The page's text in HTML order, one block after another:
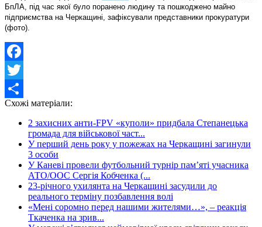
БпЛА, під час якої було поранено людину та пошкоджено майно
підприємства на Черкащині, зафіксували представники прокуратури
(фото).
Facebook
Twitter
Share
Схожі матеріали:
2 захисних анти-FPV «куполи» придбала Степанецька
громада для військової част...
У перший день року у пожежах на Черкащині загинули
3 особи
У Каневі провели футбольний турнір пам’яті учасника
АТО/ООС Сергія Кобченка (...
23-річного ухилянта на Черкащині засудили до
реального терміну позбавлення волі
«Мені соромно перед нашими жителями…», – реакція
Ткаченка на зрив...